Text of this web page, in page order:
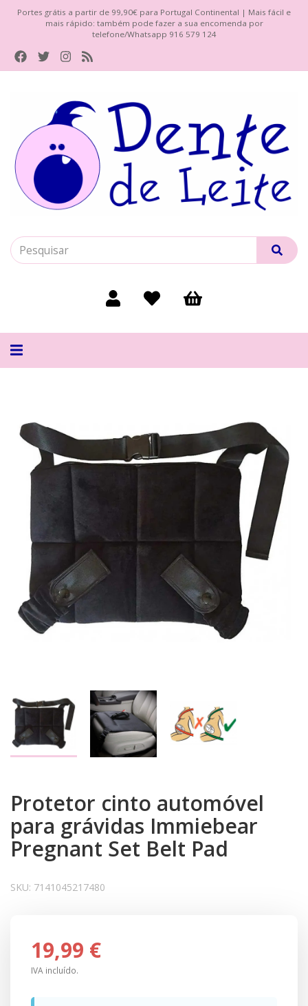
Portes grátis a partir de 99,90€ para Portugal Continental | Mais fácil e
mais rápido: também pode fazer a sua encomenda por
telefone/Whatsapp 916 579 124
Alternar
Protetor cinto automóvel
para grávidas Immiebear
Pregnant Set Belt Pad
SKU: 7141045217480
19,99 €
IVA incluído.